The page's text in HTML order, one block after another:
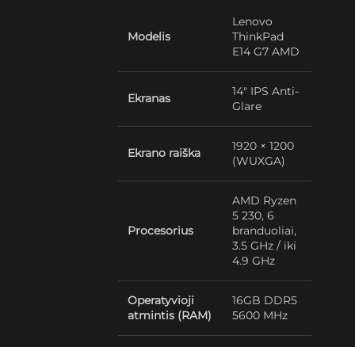
Modelis
Lenovo
ThinkPad
E14 G7 AMD
Ekranas
14″ IPS Anti-
Glare
Ekrano raiška
1920 × 1200
(WUXGA)
Procesorius
AMD Ryzen
5 230, 6
branduoliai,
3.5 GHz / iki
4.9 GHz
Operatyvioji
atmintis (RAM)
16GB DDR5
5600 MHz